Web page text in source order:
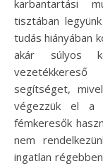
karbantartási
tisztában
tudás hiányában
akár súlyos
segítséget,
végezzük el a
fémkeresők
nem
ingatlan